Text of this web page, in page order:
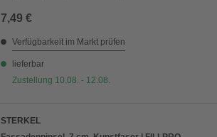
7,49 €
Verfügbarkeit im Markt prüfen
lieferbar
Zustellung 10.08. - 12.08.
STERKEL